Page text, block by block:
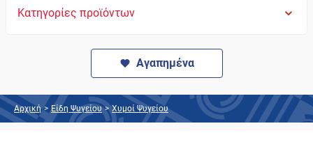
Κατηγορίες προϊόντων
Αγαπημένα
Αρχική > Είδη Ψυγείου > Χυμοί Ψυγείου